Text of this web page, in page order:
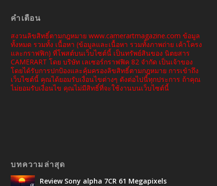
คำเตือน
สงวนลิขสิทธิ์ตามกฎหมาย www.camerartmagazine.com ข้อมูล
ทั้งหมด รวมทั้ง เนื้อหา (ข้อมูลและเนื้อหา รวมทั้งภาพถ่าย เค้าโครง
และกราฟฟิก) ที่โพสต์บนเว็บไซต์นี้ เป็นทรัพย์สินของ นิตยสาร
CAMERART โดย บริษัท เลเซอร์กราฟฟิค 82 จำกัด เป็นเจ้าของ
โดยได้รับการปกป้องและคุ้มครองลิขสิทธิ์ตามกฎหมาย การเข้าถึง
เว็บไซต์นี้ คุณได้ยอมรับเงื่อนไขต่างๆ ดังต่อไปนี้ทุกประการ ถ้าคุณ
ไม่ยอมรับเงื่อนไข คุณไม่มีสิทธิ์ที่จะใช้งานบนเว็บไซต์นี้
บทความล่าสุด
Review Sony alpha 7CR 61 Megapixels